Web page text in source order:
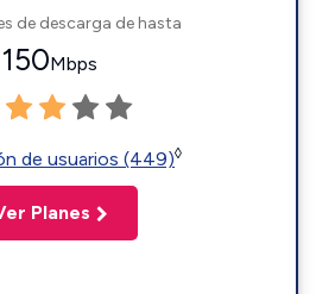
de descarga de hasta
150Mbps
de usuarios (449)◊
Planes